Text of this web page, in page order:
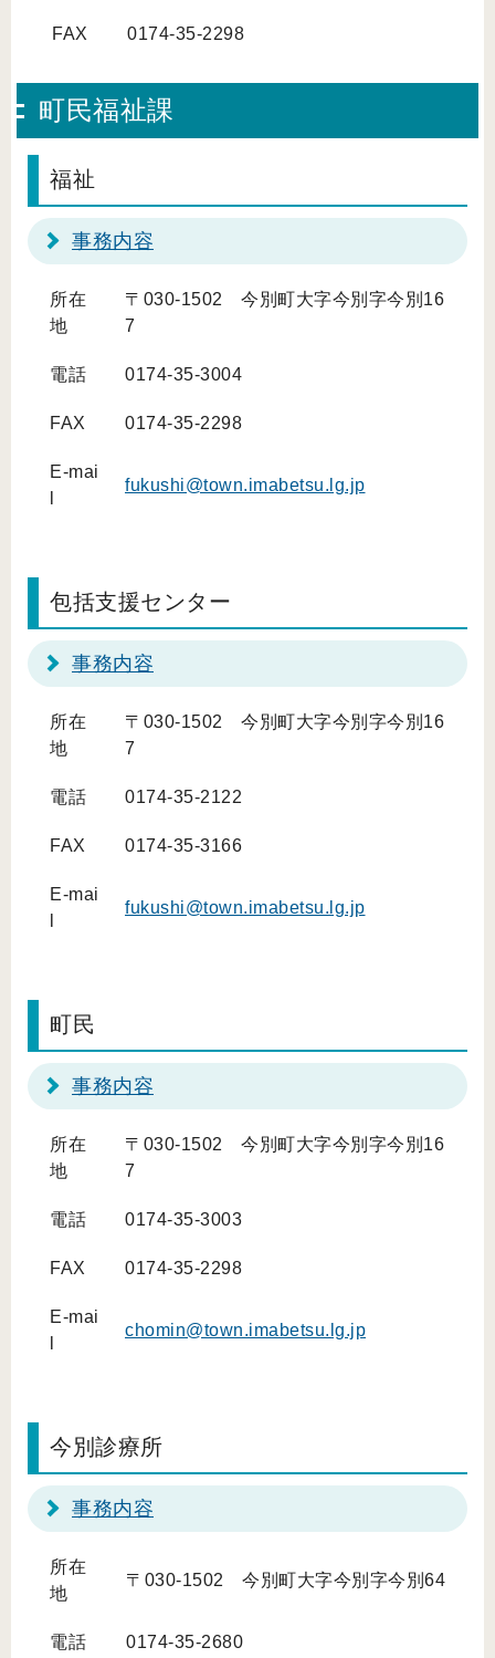
FAX 0174-35-2298
町民福祉課
福祉
事務内容
所在
地
〒030-1502 今別町大字今別字今別16
7
電話 0174-35-3004
FAX 0174-35-2298
E-mai
fukushi@town.imabetsu.lg.jp
包括支援センター
事務内容
所在
地
〒030-1502 今別町大字今別字今別16
7
電話 0174-35-2122
FAX 0174-35-3166
E-mai
fukushi@town.imabetsu.lg.jp
町民
事務内容
所在
地
〒030-1502 今別町大字今別字今別16
7
電話 0174-35-3003
FAX 0174-35-2298
E-mai
chomin@town.imabetsu.lg.jp
今別診療所
事務内容
所在
地
〒030-1502 今別町大字今別字今別64
電話 0174-35-2680